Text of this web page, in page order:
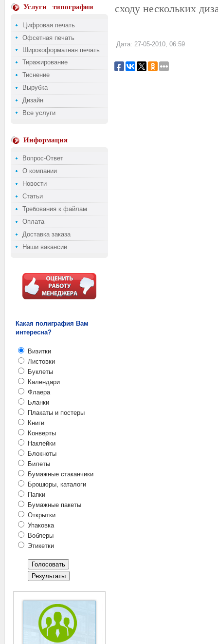
Услуги типографии
Цифровая печать
Офсетная печать
Широкоформатная печать
Тиражирование
Тиснение
Вырубка
Дизайн
Все услуги
Информация
Вопрос-Ответ
О компании
Новости
Статьи
Требования к файлам
Оплата
Доставка заказа
Наши вакансии
Какая полиграфия Вам
интересна?
Визитки
Листовки
Буклеты
Календари
Флаера
Бланки
Плакаты и постеры
Книги
Конверты
Наклейки
Блокноты
Билеты
Бумажные стаканчики
Брошюры, каталоги
Папки
Бумажные пакеты
Открытки
Упаковка
Воблеры
Этикетки
сходу нескольких
Дата: 27-05-2010, 06:59